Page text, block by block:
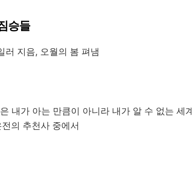
승들
러 지음, 오월의 봄 펴냄
내가 아는 만큼이 아니라 내가 알 수 없는
의 추천사 중에서